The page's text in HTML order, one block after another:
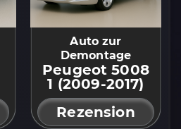
Auto zur
Demontage
Peugeot 5008
1 (2009-2017)
Rezension